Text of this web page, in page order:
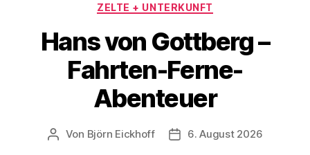
ZELTE + UNTERKUNFT
Hans von Gottberg –
Fahrten-Ferne-
Abenteuer
Beitragsautor
Von Björn Eickhoff Veröffentlichungsdatum
6. August 2026